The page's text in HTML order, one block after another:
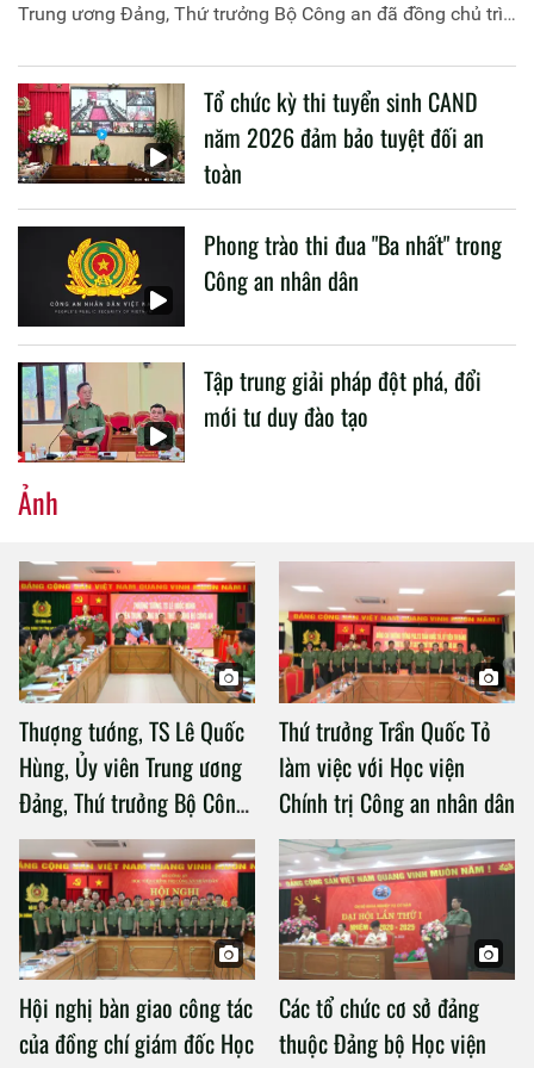
Trung ương Đảng, Thứ trưởng Bộ Công an đã đồng chủ trì
liên quan đến công tác giáo dục và đào tạo của lực lượng
CAND.
Tổ chức kỳ thi tuyển sinh CAND
năm 2026 đảm bảo tuyệt đối an
toàn
Phong trào thi đua "Ba nhất" trong
Công an nhân dân
Tập trung giải pháp đột phá, đổi
mới tư duy đào tạo
Ảnh
Thượng tướng, TS Lê Quốc
Hùng, Ủy viên Trung ương
Đảng, Thứ trưởng Bộ Công
an làm việc với Học viện
Chính trị Công an nhân dân
Thứ trưởng Trần Quốc Tỏ
làm việc với Học viện
Chính trị Công an nhân dân
Hội nghị bàn giao công tác
của đồng chí giám đốc Học
Các tổ chức cơ sở đảng
thuộc Đảng bộ Học viện